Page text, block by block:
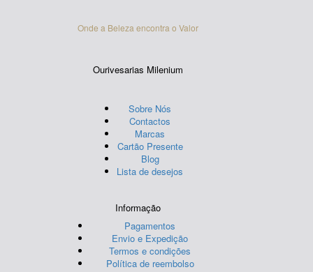
Onde a Beleza encontra o Valor
Ourivesarias Milenium
Sobre Nós
Contactos
Marcas
Cartão Presente
Blog
Lista de desejos
Informação
Pagamentos
Envio e Expedição
Termos e condições
Política de reembolso